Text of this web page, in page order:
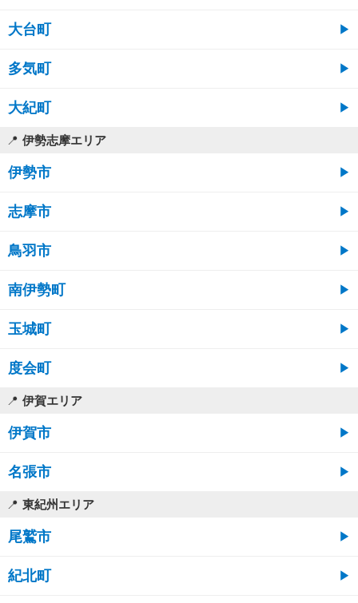
大台町
多気町
大紀町
伊勢志摩エリア
伊勢市
志摩市
鳥羽市
南伊勢町
玉城町
度会町
伊賀エリア
伊賀市
名張市
東紀州エリア
尾鷲市
紀北町